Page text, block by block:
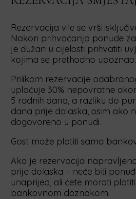
Rezervacija vile se vrši
Nakon prihvaćanja ponude
je dužan u cijelosti prihvatiti
kojima se prethodno upoznao.
Prilikom rezervacije
uplaćuje 30% nepovratne
5 radnih dana, a razliku do
dana prije dolaska, osim ako
dogovoreno u ponudi.
Gost može platiti samo
Ako je rezervacija
prije dolaska – neće biti
unaprijed, ali ćete morati
bankovnom doznakom.